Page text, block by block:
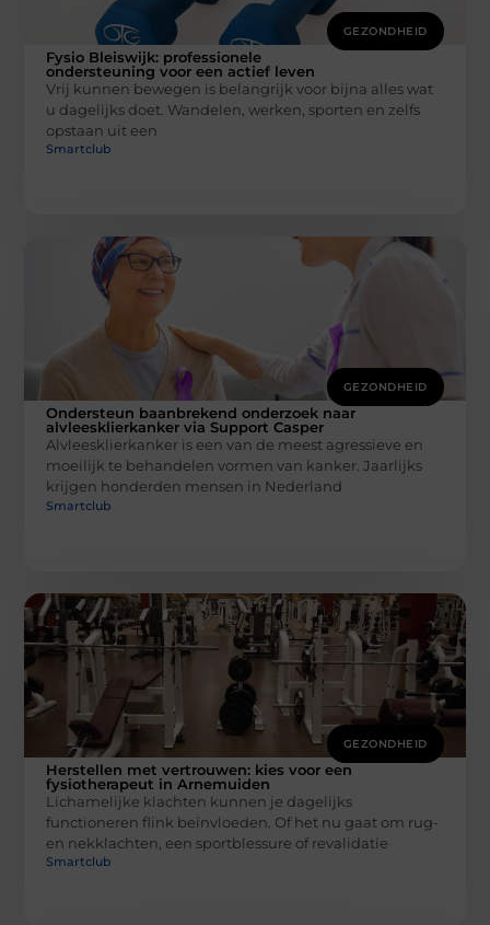
GEZONDHEID
Fysio Bleiswijk: professionele
ondersteuning voor een actief leven
Vrij kunnen bewegen is belangrijk voor bijna alles wat
u dagelijks doet. Wandelen, werken, sporten en zelfs
opstaan uit een
Smartclub
GEZONDHEID
Ondersteun baanbrekend onderzoek naar
alvleesklierkanker via Support Casper
Alvleesklierkanker is een van de meest agressieve en
moeilijk te behandelen vormen van kanker. Jaarlijks
krijgen honderden mensen in Nederland
Smartclub
GEZONDHEID
Herstellen met vertrouwen: kies voor een
fysiotherapeut in Arnemuiden
Lichamelijke klachten kunnen je dagelijks
functioneren flink beïnvloeden. Of het nu gaat om rug-
en nekklachten, een sportblessure of revalidatie
Smartclub